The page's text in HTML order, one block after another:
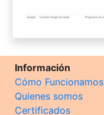
Información
Cómo Funcionamos
Quienes somos
Certificados